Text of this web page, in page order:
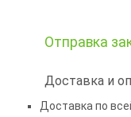
Отправка
Доставка и
Доставка по